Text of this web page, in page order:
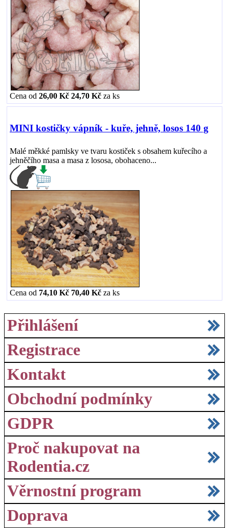
Cena od 26,00 Kč 24,70 Kč za ks
MINI kostičky vápník - kuře, jehně, losos 140 g
Malé měkké pamlsky ve tvaru kostiček s obsahem kuřecího a
jehněčího masa a masa z lososa, obohaceno...
Cena od 74,10 Kč 70,40 Kč za ks
Přihlášení
Registrace
Kontakt
Obchodní podmínky
GDPR
Proč nakupovat na
Rodentia.cz
Věrnostní program
Doprava